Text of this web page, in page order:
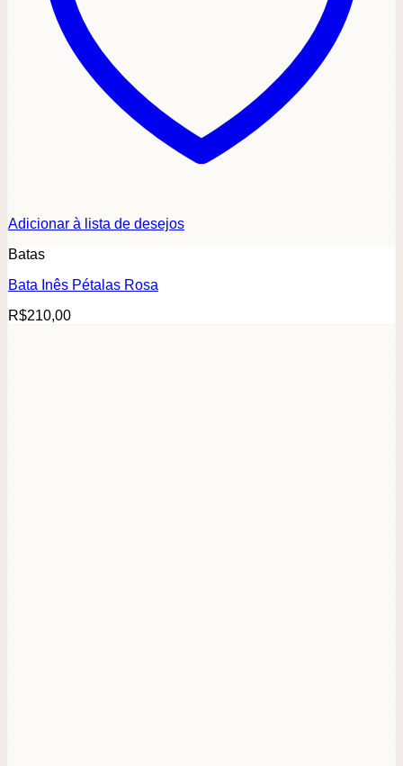
Adicionar à lista de desejos
Batas
Bata Inês Pétalas Rosa
R$210,00